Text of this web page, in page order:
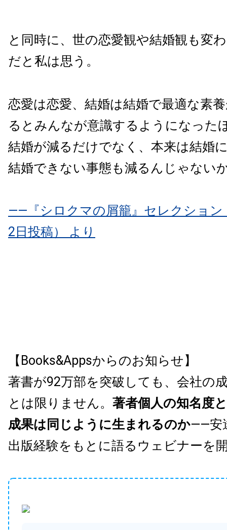
と同時に、世の恋愛観や結婚観も変
だと私は思う。
恋愛は恋愛、結婚は結婚で最適な素
るとみんなが意識するようになった
結婚が減るだけでなく、本来は結婚
結婚できない事態も減るんじゃない
――『シロクマの屑籠』セレクション
2日投稿） より
【Books&Appsからのお知らせ】
著書が92万部を突破しても、会社の
とは限りません。 著者個人の知名度
成果は同じように生まれるのか——安
出版経験をもとに語るウェビナーを